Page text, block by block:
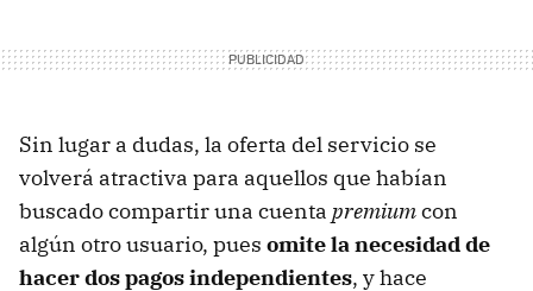
Sin lugar a dudas, la oferta del servicio se
volverá atractiva para aquellos que habían
buscado compartir una cuenta premiumcon
algún otro usuario, pues omite la necesidad de
hacer dos pagos independientes, y hace